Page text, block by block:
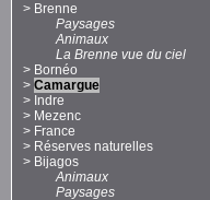
> Brenne
Paysages
Animaux
La Brenne vue du ciel
> Bornéo
> Camargue
> Indre
> Mezenc
> France
> Réserves naturelles
> Bijagos
Animaux
Paysages